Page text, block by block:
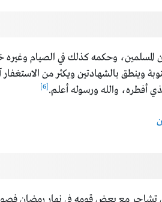
المسلمين، وحكمه كذلك في الصيام
وينطق بالشهادتين ويكثر من
أفطره، والله ورسوله أعلم.[6]
تشاجر مع بعض قومه في نهار رمضان